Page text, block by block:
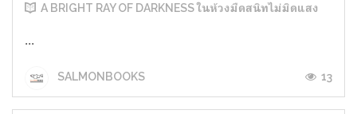
A BRIGHT RAY OF DARKNESS ในห้วงมืดสนิทไม่มิดแสง
...
SALMONBOOKS 13